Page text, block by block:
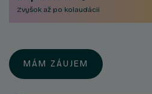
Zvyšok až po kolaudácii
MÁM ZÁUJEM